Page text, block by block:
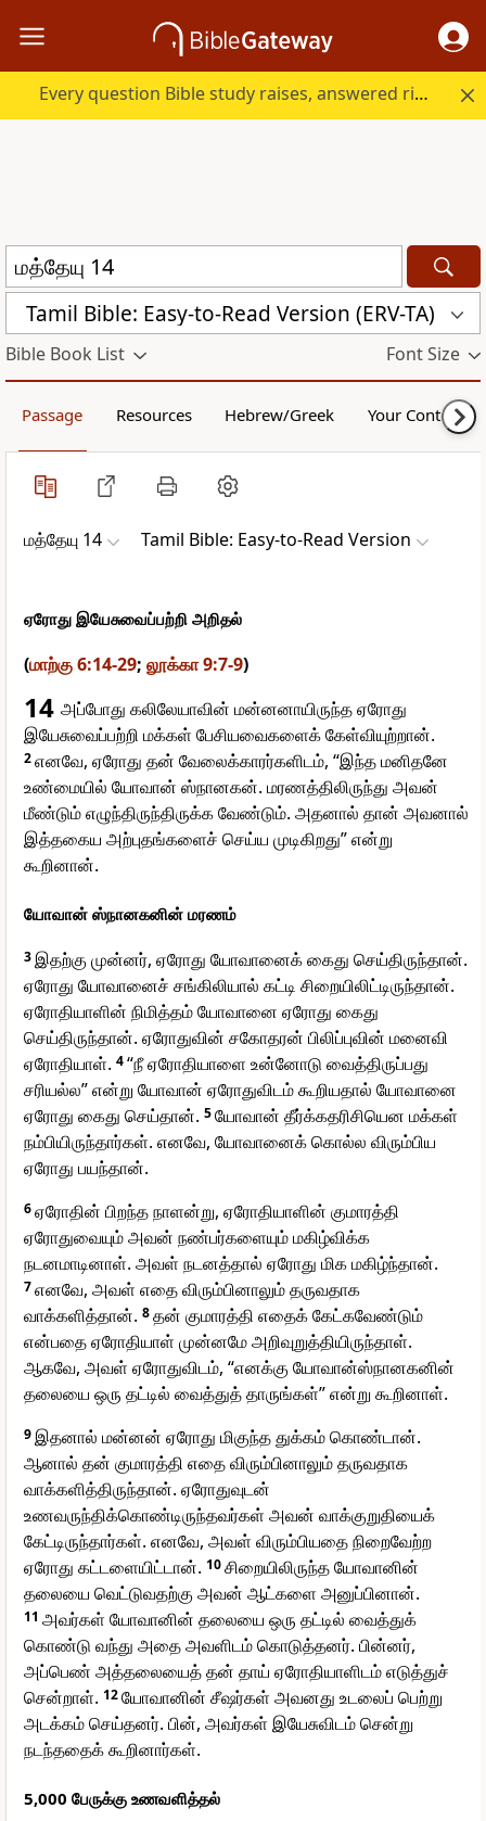
Every question Bible study raises, answered right here.
Tamil Bible: Easy-to-Read Version (ERV-TA)
Bible Book List Font Size
Passage Resources Hebrew/Greek Your Content
மத்தேயு 14 Tamil Bible: Easy-to-Read Version
ஏரோது இயேசுவைப்பற்றி அறிதல்
(மாற்கு 6:14-29; லூக்கா 9:7-9)
14 அப்போது கலிலேயாவின் மன்னனாயிருந்த ஏரோது
இயேசுவைப்பற்றி மக்கள் பேசியவைகளைக் கேள்வியுற்றான்.
2எனவே, ஏரோது தன் வேலைக்காரர்களிடம், “இந்த மனிதனே
உண்மையில் யோவான் ஸ்நானகன். மரணத்திலிருந்து அவன்
மீண்டும் எழுந்திருந்திருக்க வேண்டும். அதனால் தான் அவனால்
இத்தகைய அற்புதங்களைச் செய்ய முடிகிறது” என்று
கூறினான்.
யோவான் ஸ்நானகனின் மரணம்
3இதற்கு முன்னர், ஏரோது யோவானைக் கைது செய்திருந்தான்.
ஏரோது யோவானைச் சங்கிலியால் கட்டி சிறையிலிட்டிருந்தான்.
ஏரோதியாளின் நிமித்தம் யோவானை ஏரோது கைது
செய்திருந்தான். ஏரோதுவின் சகோதரன் பிலிப்புவின் மனைவி
ஏரோதியாள். 4“நீ ஏரோதியாளை உன்னோடு வைத்திருப்பது
சரியல்ல” என்று யோவான் ஏரோதுவிடம் கூறியதால் யோவானை
ஏரோது கைது செய்தான். 5யோவான் தீர்க்கதரிசியென மக்கள்
நம்பியிருந்தார்கள். எனவே, யோவானைக் கொல்ல விரும்பிய
ஏரோது பயந்தான்.
6ஏரோதின் பிறந்த நாளன்று, ஏரோதியாளின் குமாரத்தி
ஏரோதுவையும் அவன் நண்பர்களையும் மகிழ்விக்க
நடனமாடினாள். அவள் நடனத்தால் ஏரோது மிக மகிழ்ந்தான்.
7எனவே, அவள் எதை விரும்பினாலும் தருவதாக
வாக்களித்தான். 8தன் குமாரத்தி எதைக் கேட்கவேண்டும்
என்பதை ஏரோதியாள் முன்னமே அறிவுறுத்தியிருந்தாள்.
ஆகவே, அவள் ஏரோதுவிடம், “எனக்கு யோவான்ஸ்நானகனின்
தலையை ஒரு தட்டில் வைத்துத் தாருங்கள்” என்று கூறினாள்.
9இதனால் மன்னன் ஏரோது மிகுந்த துக்கம் கொண்டான்.
ஆனால் தன் குமாரத்தி எதை விரும்பினாலும் தருவதாக
வாக்களித்திருந்தான். ஏரோதுவுடன்
உணவருந்திக்கொண்டிருந்தவர்கள் அவன் வாக்குறுதியைக்
கேட்டிருந்தார்கள். எனவே, அவள் விரும்பியதை நிறைவேற்ற
ஏரோது கட்டளையிட்டான். 10சிறையிலிருந்த யோவானின்
தலையை வெட்டுவதற்கு அவன் ஆட்களை அனுப்பினான்.
11 அவர்கள் யோவானின் தலையை ஒரு தட்டில் வைத்துக்
கொண்டு வந்து அதை அவளிடம் கொடுத்தனர். பின்னர்,
அப்பெண் அத்தலையைத் தன் தாய் ஏரோதியாளிடம் எடுத்துச்
சென்றாள். 12யோவானின் சீஷர்கள் அவனது உடலைப் பெற்று
அடக்கம் செய்தனர். பின், அவர்கள் இயேசுவிடம் சென்று
நடந்ததைக் கூறினார்கள்.
5,000 பேருக்கு உணவளித்தல்